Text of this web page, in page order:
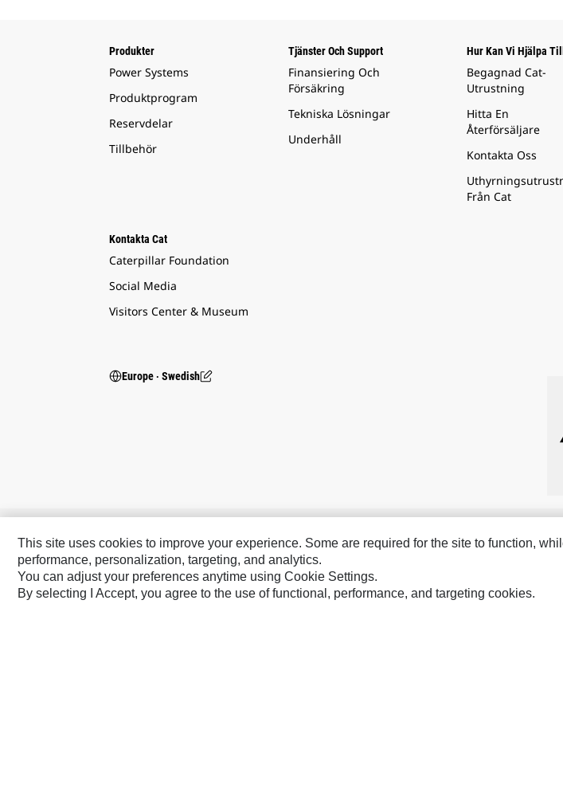
Produkter
Power Systems
Produktprogram
Reservdelar
Tillbehör
Tjänster Och Support
Finansiering Och
Försäkring
Tekniska Lösningar
Underhåll
Hur Kan Vi Hjälpa
Begagnad Cat-
Utrustning
Hitta En
Återförsäljare
Kontakta Oss
Från Cat
Kontakta Cat
Caterpillar Foundation
Social Media
Visitors Center & Museum
Europe ‧ Swedish
Caterpillars Varumärken
Cat
Cat Financial
Cat Lift Trucks
Anchor
MaK
This site uses cookies to improve your experience. Some are required for the site to function,
performance, personalization, targeting, and analytics.
You can adjust your preferences anytime using Cookie Settings.
By selecting I Accept, you agree to the use of functional, performance, and targeting cookies.